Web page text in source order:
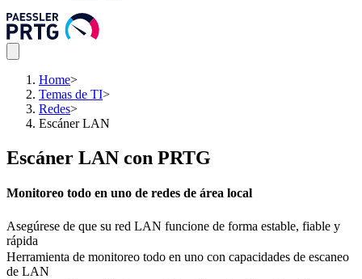
Home>
Temas de TI>
Redes>
Escáner LAN
Escáner LAN con PRTG
Monitoreo todo en uno de redes de área local
Asegúrese de que su red LAN funcione de forma estable, fiable y
rápida
Herramienta de monitoreo todo en uno con capacidades de escaneo
de LAN